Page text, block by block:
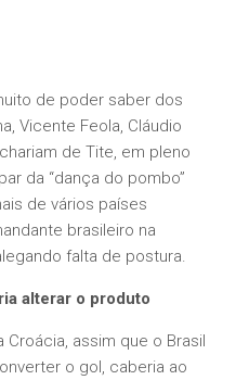
de poder saber dos
Vicente Feola, Cláudio
de Tite, em pleno
da “dança do pombo”
de vários países
brasileiro na
falta de postura.
alterar o produto
assim que o Brasil
o gol, caberia ao